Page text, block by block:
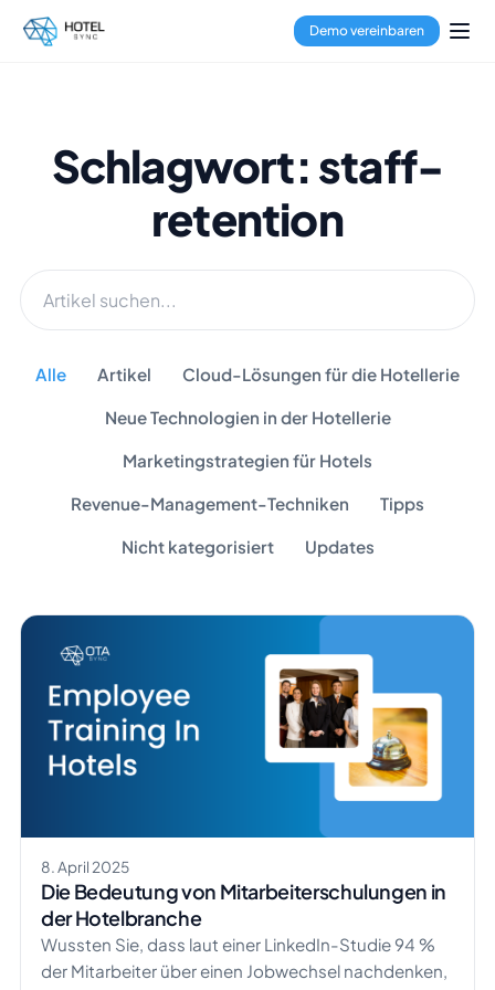
Demo vereinbaren
Schlagwort: staff-
retention
Alle Artikel Cloud-Lösungen für die Hotellerie
Neue Technologien in der Hotellerie
Marketingstrategien für Hotels
Revenue-Management-Techniken Tipps
Nicht kategorisiert Updates
8. April 2025
Die Bedeutung von Mitarbeiterschulungen in
der Hotelbranche
Wussten Sie, dass laut einer LinkedIn-Studie 94 %
der Mitarbeiter über einen Jobwechsel nachdenken,